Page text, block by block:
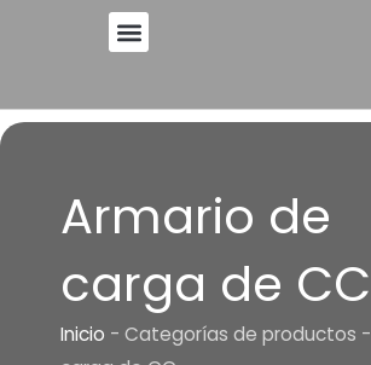
Armario de
carga de CC
Inicio - Categorías de productos -